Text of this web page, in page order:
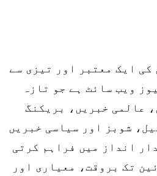
کی ایک معتبر اور تیزی سے
ویب سائٹ ہے جو تازہ
عالمی خبریں، بریکنگ
شوبز اور سیاسی خبریں
انداز میں فراہم کرتی
تک بروقت، معیاری اور